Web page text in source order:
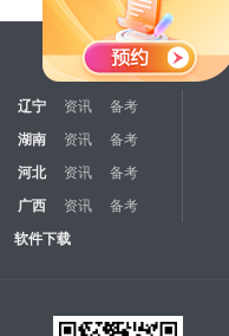
辽宁 资讯 备考
湖南 资讯 备考
河北 资讯 备考
广西 资讯 备考
软件下载